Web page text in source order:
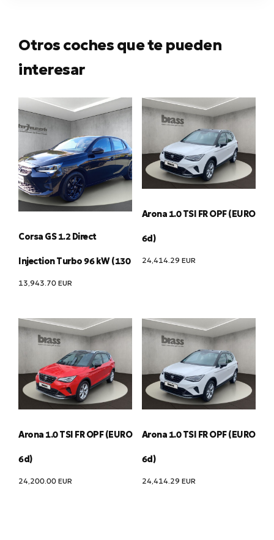
Otros coches que te pueden
interesar
Corsa GS 1.2 Direct
Injection Turbo 96 kW (130
13,943.70 EUR
Arona 1.0 TSI FR OPF (EURO
6d)
24,414.29 EUR
Arona 1.0 TSI FR OPF (EURO
6d)
24,200.00 EUR
Arona 1.0 TSI FR OPF (EURO
6d)
24,414.29 EUR